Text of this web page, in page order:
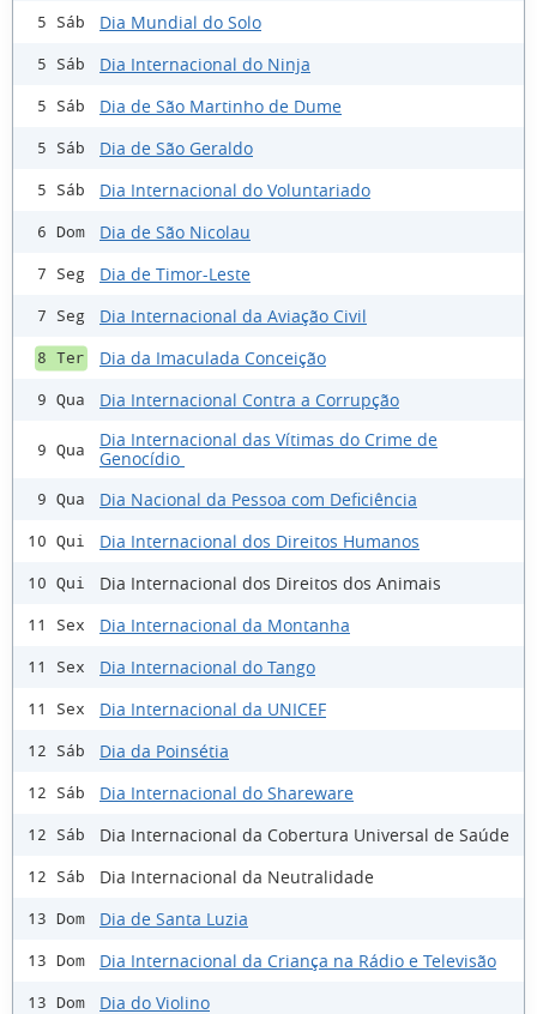
5 Sáb Dia Mundial do Solo
5 Sáb Dia Internacional do Ninja
5 Sáb Dia de São Martinho de Dume
5 Sáb Dia de São Geraldo
5 Sáb Dia Internacional do Voluntariado
6 Dom Dia de São Nicolau
7 Seg Dia de Timor-Leste
7 Seg Dia Internacional da Aviação Civil
8 Ter Dia da Imaculada Conceição
9 Qua Dia Internacional Contra a Corrupção
9 Qua
Dia Internacional das Vítimas do Crime de
Genocídio
9 Qua Dia Nacional da Pessoa com Deficiência
10 Qui Dia Internacional dos Direitos Humanos
10 Qui Dia Internacional dos Direitos dos Animais
11 Sex Dia Internacional da Montanha
11 Sex Dia Internacional do Tango
11 Sex Dia Internacional da UNICEF
12 Sáb Dia da Poinsétia
12 Sáb Dia Internacional do Shareware
12 Sáb Dia Internacional da Cobertura Universal de Saúde
12 Sáb Dia Internacional da Neutralidade
13 Dom Dia de Santa Luzia
13 Dom Dia Internacional da Criança na Rádio e Televisão
13 Dom Dia do Violino